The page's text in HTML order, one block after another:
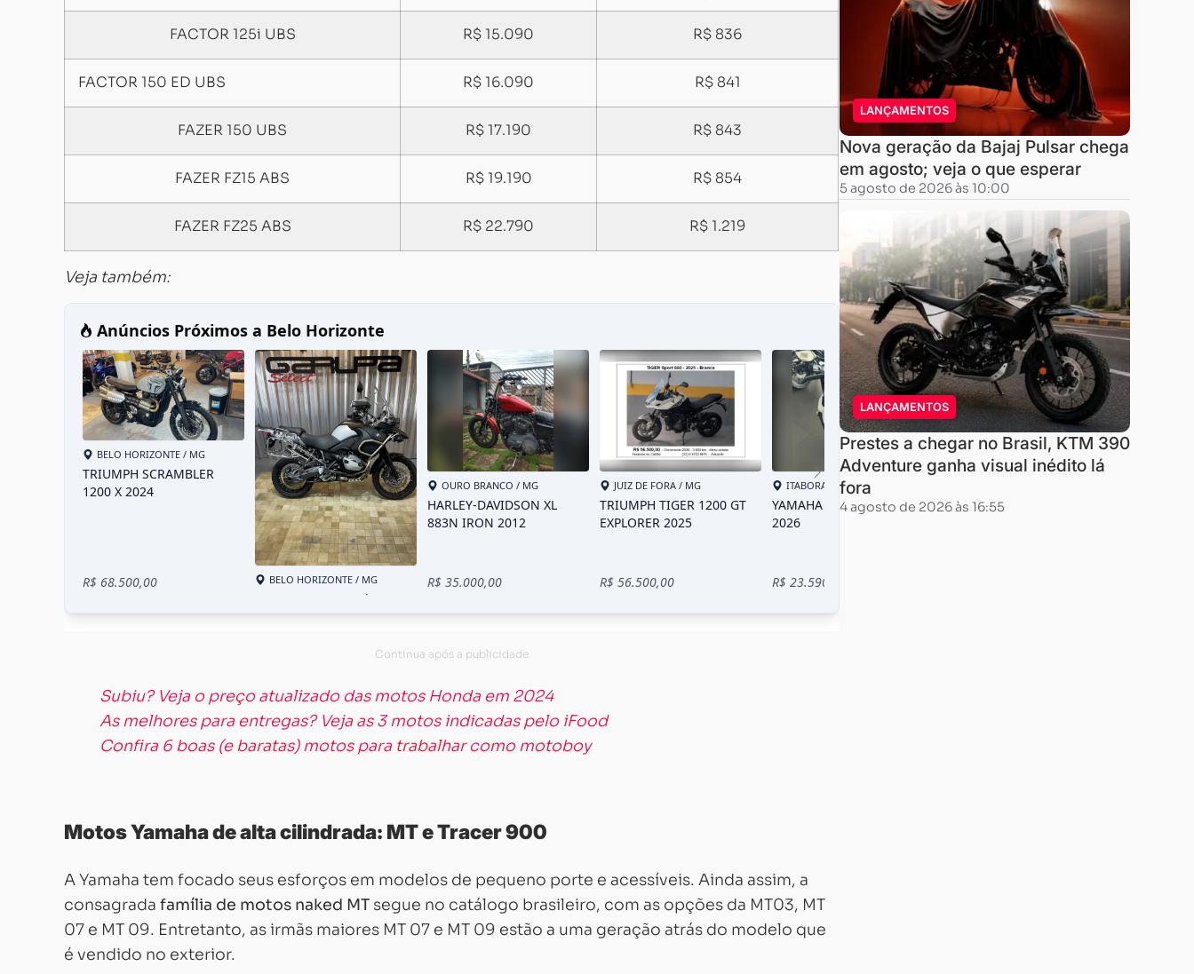
FACTOR 125i UBS R$ 15.090 R$ 836
FACTOR 150 ED UBS R$ 16.090 R$ 841
FAZER 150 UBS R$ 17.190 R$ 843
FAZER FZ15 ABS R$ 19.190 R$ 854
FAZER FZ25 ABS R$ 22.790 R$ 1.219
Veja também:
Subiu? Veja o preço atualizado das motos Honda em 2024
As melhores para entregas? Veja as 3 motos indicadas pelo iFood
Confira 6 boas (e baratas) motos para trabalhar como motoboy
Motos Yamaha de alta cilindrada: MT e Tracer 900
A Yamaha tem focado seus esforços em modelos de pequeno porte e acessíveis. Ainda assim, a
consagrada família de motos naked MT segue no catálogo brasileiro, com as opções da MT03, MT
07 e MT 09. Entretanto, as irmãs maiores MT 07 e MT 09 estão a uma geração atrás do modelo que
é vendido no exterior.
LANÇAMENTOS
Nova geração da Bajaj Pulsar chega
em agosto; veja o que esperar
5 agosto de 2026 às 10:00
LANÇAMENTOS
Prestes a chegar no Brasil, KTM 390
Adventure ganha visual inédito lá
fora
4 agosto de 2026 às 16:55